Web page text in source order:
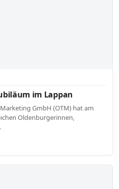
im Lappan
GmbH (OTM) hat am
Oldenburgerinnen,